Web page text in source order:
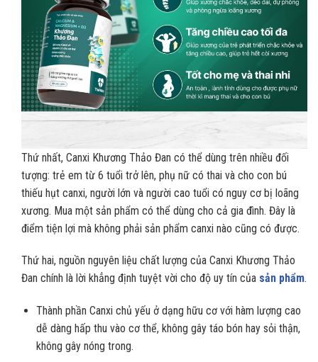
Thứ nhất, Canxi Khương Thảo Đan có thể dùng trên nhiều đối
tượng: trẻ em từ 6 tuổi trở lên, phụ nữ có thai và cho con bú
thiếu hụt canxi, người lớn và người cao tuổi có nguy cơ bị loãng
xương. Mua một sản phẩm có thể dùng cho cả gia đình. Đây là
điểm tiện lợi mà không phải sản phẩm canxi nào cũng có được.
Thứ hai, nguồn nguyên liệu chất lượng của Canxi Khương Thảo
Đan chính là lời khẳng định tuyệt vời cho độ uy tín của sản phẩm.
Thành phần Canxi chủ yếu ở dạng hữu cơ với hàm lượng cao
dễ dàng hấp thu vào cơ thể, không gây táo bón hay sỏi thận,
không gây nóng trong.